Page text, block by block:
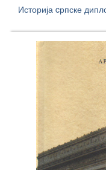
Историја cрпске